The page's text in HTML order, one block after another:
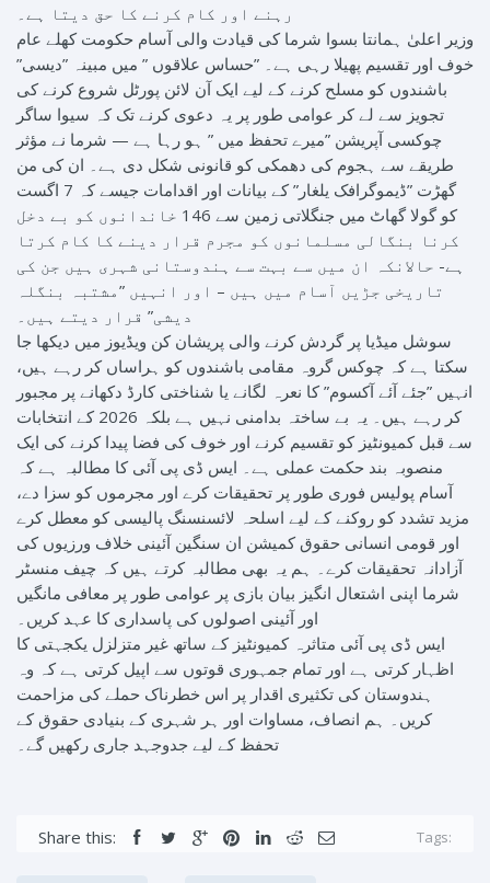
رہنے اور کام کرنے کا حق دیتا ہے۔
وزیر اعلیٰ ہمانتا بسوا شرما کی قیادت والی آسام حکومت کھلے عام
خوف اور تقسیم پھیلا رہی ہے۔ ”حساس علاقوں ” میں مبینہ ”دیسی”
باشندوں کو مسلح کرنے کے لیے ایک آن لائن پورٹل شروع کرنے کی
تجویز سے لے کر عوامی طور پر یہ دعوی کرنے تک کہ سیوا ساگر
چوکسی آپریشن ”میرے تحفظ میں ” ہو رہا ہے — شرما نے مؤثر
طریقے سے ہجوم کی دھمکی کو قانونی شکل دی ہے۔ ان کی من
گھڑت ”ڈیموگرافک یلغار” کے بیانات اور اقدامات جیسے کہ 7 اگست
کو گولا گھاٹ میں جنگلاتی زمین سے 146 خاندانوں کو بے دخل
کرنا بنگالی مسلمانوں کو مجرم قرار دینے کا کام کرتا
ہے- حالانکہ ان میں سے بہت سے ہندوستانی شہری ہیں جن کی
تاریخی جڑیں آسام میں ہیں – اور انہیں ”مشتبہ بنگلہ
دیشی” قرار دیتے ہیں۔
سوشل میڈیا پر گردش کرنے والی پریشان کن ویڈیوز میں دیکھا جا
سکتا ہے کہ چوکس گروہ مقامی باشندوں کو ہراساں کر رہے ہیں،
انہیں ”جئے آئے آکسوم” کا نعرہ لگانے یا شناختی کارڈ دکھانے پر مجبور
کر رہے ہیں۔ یہ بے ساختہ بدامنی نہیں ہے بلکہ 2026 کے انتخابات
سے قبل کمیونٹیز کو تقسیم کرنے اور خوف کی فضا پیدا کرنے کی ایک
منصوبہ بند حکمت عملی ہے۔ ایس ڈی پی آئی کا مطالبہ ہے کہ
آسام پولیس فوری طور پر تحقیقات کرے اور مجرموں کو سزا دے،
مزید تشدد کو روکنے کے لیے اسلحہ لائسنسنگ پالیسی کو معطل کرے
اور قومی انسانی حقوق کمیشن ان سنگین آئینی خلاف ورزیوں کی
آزادانہ تحقیقات کرے۔ ہم یہ بھی مطالبہ کرتے ہیں کہ چیف منسٹر
شرما اپنی اشتعال انگیز بیان بازی پر عوامی طور پر معافی مانگیں
اور آئینی اصولوں کی پاسداری کا عہد کریں۔
ایس ڈی پی آئی متاثرہ کمیونٹیز کے ساتھ غیر متزلزل یکجہتی کا
اظہار کرتی ہے اور تمام جمہوری قوتوں سے اپیل کرتی ہے کہ وہ
ہندوستان کی تکثیری اقدار پر اس خطرناک حملے کی مزاحمت
کریں۔ ہم انصاف، مساوات اور ہر شہری کے بنیادی حقوق کے
تحفظ کے لیے جدوجہد جاری رکھیں گے۔
Share this: Tags: